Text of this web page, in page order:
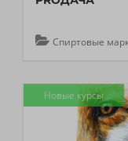
Спиртовые
Новые курсы